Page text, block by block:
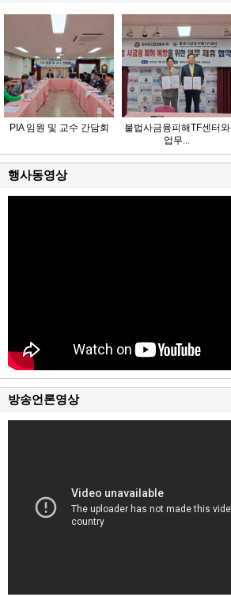
PIA 임원 및 교수 간담회
불법사금융피해TF센터와
업무...
행사동영상
방송언론영상